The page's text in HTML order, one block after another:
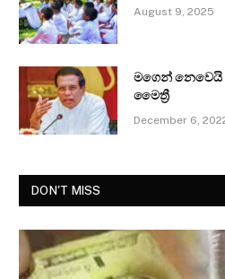
August 9, 2025
මගෙන් නෙවෙයි
මෛත්‍රී
December 6,
DON'T MISS